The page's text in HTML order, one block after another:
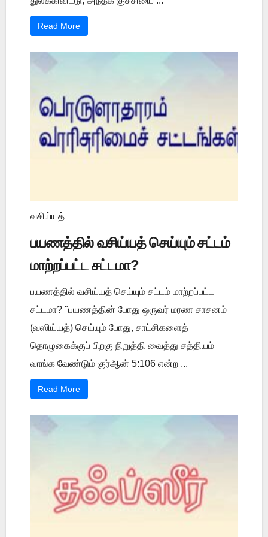
Read More
வசிய்யத்
பயணத்தில் வசிய்யத் செய்யும் சட்டம்
மாற்றப்பட்ட சட்டமா?
பயணத்தில் வசிய்யத் செய்யும் சட்டம் மாற்றப்பட்ட
சட்டமா? "பயணத்தின் போது ஒருவர் மரண சாசனம்
(வஸிய்யத்) செய்யும் போது, சாட்சிகளைத்
தொழுகைக்குப் பிறகு நிறுத்தி வைத்து சத்தியம்
வாங்க வேண்டும் குர்ஆன் 5:106 என்ற ...
Read More